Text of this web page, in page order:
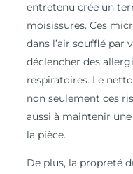
entretenu crée un
moisissures. Ces
dans l’air soufflé par
déclencher des
respiratoires. Le
non seulement ces
aussi à maintenir
la pièce.
De plus, la propreté